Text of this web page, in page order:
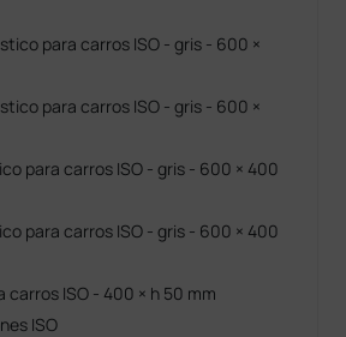
para carros ISO - gris - 600 ×
para carros ISO - gris - 600 ×
para carros ISO - gris - 600 × 400
para carros ISO - gris - 600 × 400
carros ISO - 400 × h 50 mm
ISO